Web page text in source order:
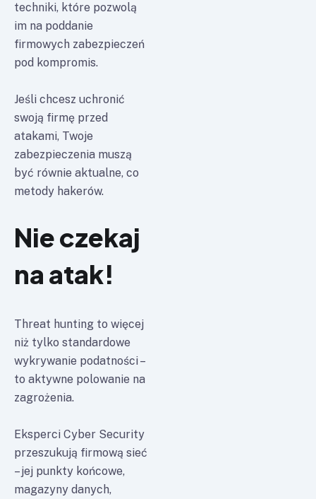
techniki, które pozwolą
im na poddanie
firmowych zabezpieczeń
pod kompromis.
Jeśli chcesz uchronić
swoją firmę przed
atakami, Twoje
zabezpieczenia muszą
być równie aktualne, co
metody hakerów.
Nie czekaj
na atak!
Threat hunting to więcej
niż tylko standardowe
wykrywanie podatności –
to aktywne polowanie na
zagrożenia.
Eksperci Cyber Security
przeszukują firmową sieć
– jej punkty końcowe,
magazyny danych,